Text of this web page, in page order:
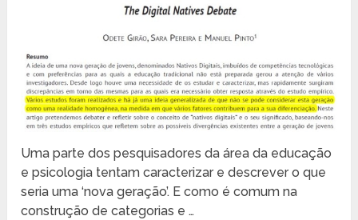
Uma parte dos pesquisadores da área da educação
e psicologia tentam caracterizar e descrever o que
seria uma ‘nova geração’. E como é comum na
construção de categorias e …